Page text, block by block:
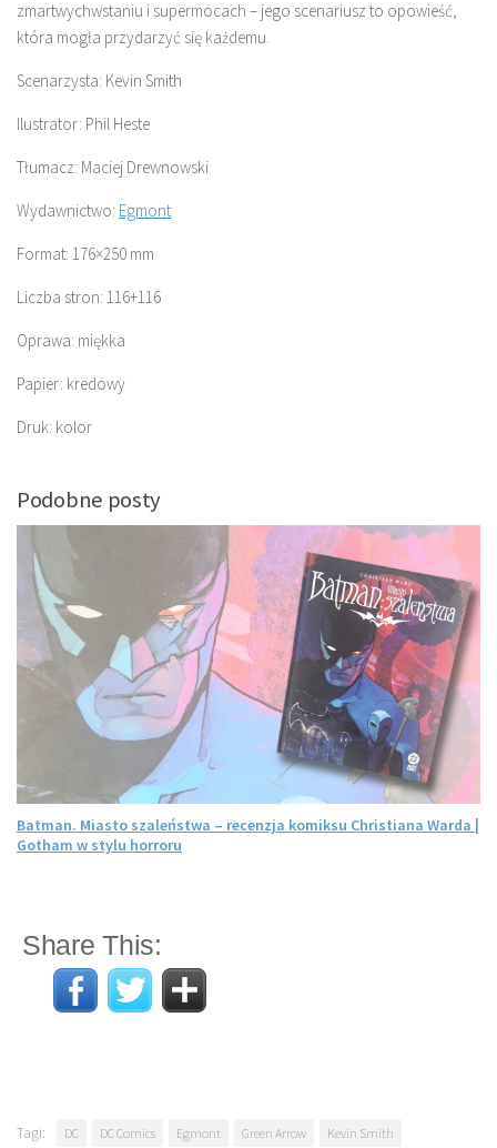
zmartwychwstaniu i supermocach – jego scenariusz to opowieść,
która mogła przydarzyć się każdemu.
Scenarzysta: Kevin Smith
Ilustrator: Phil Heste
Tłumacz: Maciej Drewnowski
Wydawnictwo: Egmont
Format: 176×250 mm
Liczba stron: 116+116
Oprawa: miękka
Papier: kredowy
Druk: kolor
Podobne posty
Batman. Miasto szaleństwa – recenzja komiksu Christiana Warda |
Gotham w stylu horroru
Share This:
Tagi: DC DC Comics Egmont Green Arrow Kevin Smith